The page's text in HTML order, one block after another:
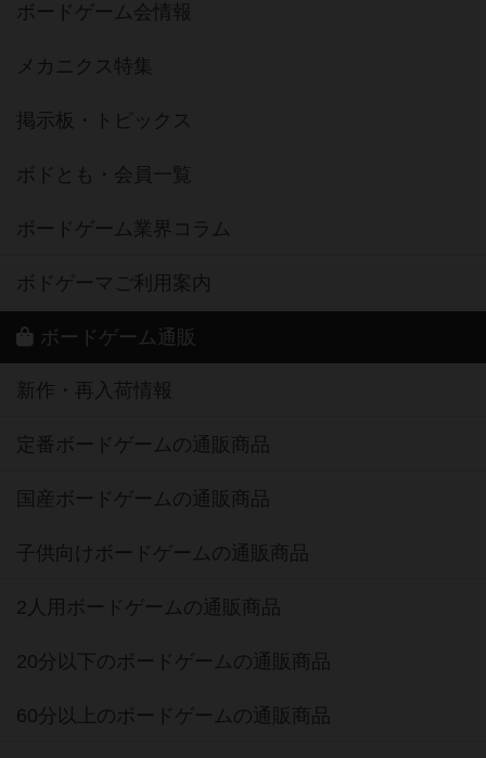
ボードゲーム会情報
メカニクス特集
掲示板・トピックス
ボドとも・会員一覧
ボードゲーム業界コラム
ボドゲーマご利用案内
ボードゲーム通販
新作・再入荷情報
定番ボードゲームの通販商品
国産ボードゲームの通販商品
子供向けボードゲームの通販商品
2人用ボードゲームの通販商品
20分以下のボードゲームの通販商品
60分以上のボードゲームの通販商品